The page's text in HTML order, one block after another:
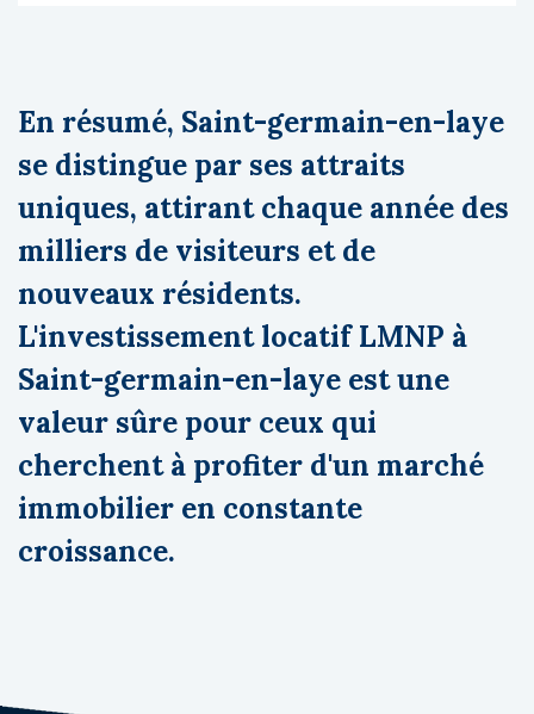
En résumé, Saint-germain-en-laye
se distingue par ses attraits
uniques, attirant chaque année des
milliers de visiteurs et de
nouveaux résidents.
L'investissement locatif LMNP à
Saint-germain-en-laye est une
valeur sûre pour ceux qui
cherchent à profiter d'un marché
immobilier en constante
croissance.